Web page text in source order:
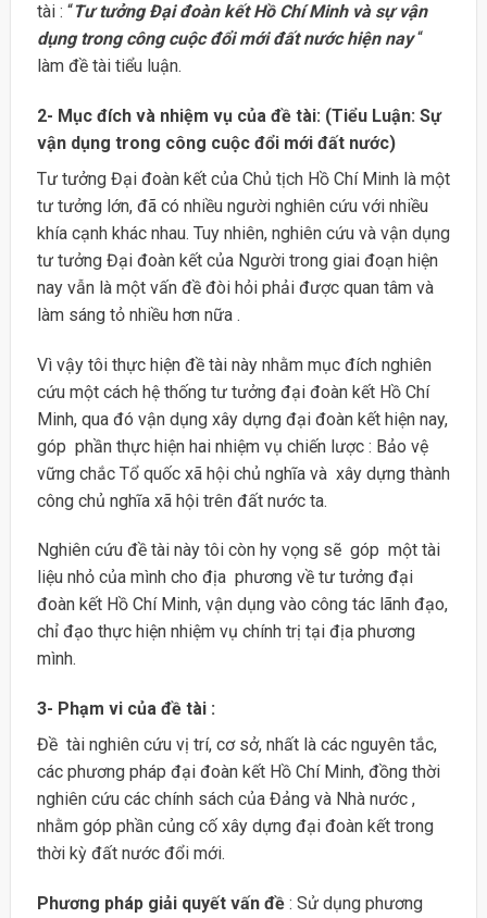
tài : “Tư tưởng Đại đoàn kết Hồ Chí Minh và sự vận
dụng trong công cuộc đổi mới đất nước hiện nay“
làm đề tài tiểu luận.
2- Mục đích và nhiệm vụ của đề tài: (Tiểu Luận: Sự
vận dụng trong công cuộc đổi mới đất nước)
Tư tưởng Đại đoàn kết của Chủ tịch Hồ Chí Minh là một
tư tưởng lớn, đã có nhiều người nghiên cứu với nhiều
khía cạnh khác nhau. Tuy nhiên, nghiên cứu và vận dụng
tư tưởng Đại đoàn kết của Người trong giai đoạn hiện
nay vẫn là một vấn đề đòi hỏi phải được quan tâm và
làm sáng tỏ nhiều hơn nữa .
Vì vậy tôi thực hiện đề tài này nhằm mục đích nghiên
cứu một cách hệ thống tư tưởng đại đoàn kết Hồ Chí
Minh, qua đó vận dụng xây dựng đại đoàn kết hiện nay,
góp phần thực hiện hai nhiệm vụ chiến lược : Bảo vệ
vững chắc Tổ quốc xã hội chủ nghĩa và xây dựng thành
công chủ nghĩa xã hội trên đất nước ta.
Nghiên cứu đề tài này tôi còn hy vọng sẽ góp một tài
liệu nhỏ của mình cho địa phương về tư tưởng đại
đoàn kết Hồ Chí Minh, vận dụng vào công tác lãnh đạo,
chỉ đạo thực hiện nhiệm vụ chính trị tại địa phương
mình.
3- Phạm vi của đề tài :
Đề tài nghiên cứu vị trí, cơ sở, nhất là các nguyên tắc,
các phương pháp đại đoàn kết Hồ Chí Minh, đồng thời
nghiên cứu các chính sách của Đảng và Nhà nước ,
nhằm góp phần củng cố xây dựng đại đoàn kết trong
thời kỳ đất nước đổi mới.
Phương pháp giải quyết vấn đề: Sử dụng phương